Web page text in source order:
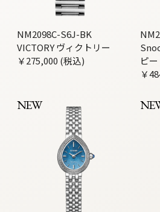
NM2098C-S6J-BK
VICTORY ヴィクトリー
￥275,000 (税込)
ピ
￥
NEW